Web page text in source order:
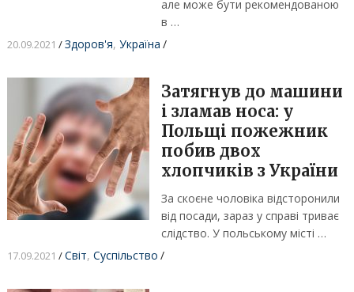
але може бути рекомендованою
в …
20.09.2021 /Здоров'я, Україна /
Затягнув до машини
і зламав носа: у
Польщі пожежник
побив двох
хлопчиків з України
За скоєне чоловіка відсторонили
від посади, зараз у справі триває
слідство. У польському місті …
17.09.2021 /Світ, Суспільство /